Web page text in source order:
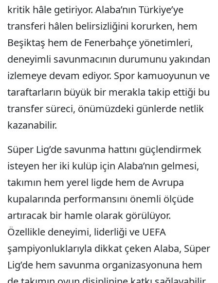
kritik hâle getiriyor. Alaba’nın Türkiye’ye
transferi hâlen belirsizliğini korurken, hem
Beşiktaş hem de Fenerbahçe yönetimleri,
deneyimli savunmacının durumunu yakından
izlemeye devam ediyor. Spor kamuoyunun ve
taraftarların büyük bir merakla takip ettiği bu
transfer süreci, önümüzdeki günlerde netlik
kazanabilir.
Süper Lig’de savunma hattını güçlendirmek
isteyen her iki kulüp için Alaba’nın gelmesi,
takımın hem yerel ligde hem de Avrupa
kupalarında performansını önemli ölçüde
artıracak bir hamle olarak görülüyor.
Özellikle deneyimi, liderliği ve UEFA
şampiyonluklarıyla dikkat çeken Alaba, Süper
Lig’de hem savunma organizasyonuna hem